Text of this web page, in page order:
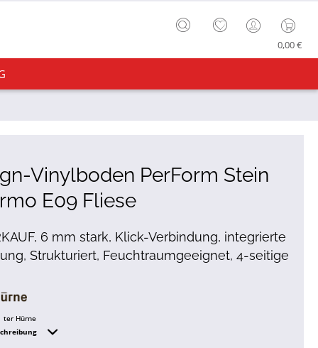
0,00 €
Vinylboden PerForm Stein
E09 Fliese
6 mm stark, Klick-Verbindung, integrierte
Strukturiert, Feuchtraumgeeignet, 4-seitige
ter Hürne